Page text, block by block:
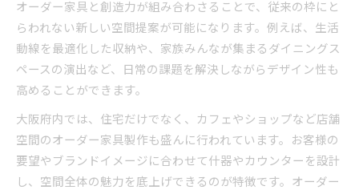
オーダー家具と創造力が組み合わさることで、従来の枠にと
らわれない新しい空間提案が可能になります。例えば、生活
動線を最適化した収納や、家族みんなが集まるダイニングス
ペースの演出など、日常の課題を解決しながらデザイン性も
高めることができます。
大阪府内では、住宅だけでなく、カフェやショップなど店舗
空間のオーダー家具製作も盛んに行われています。お客様の
要望やブランドイメージに合わせて什器やカウンターを設計
し、空間全体の魅力を底上げできるのが特徴です。オーダー